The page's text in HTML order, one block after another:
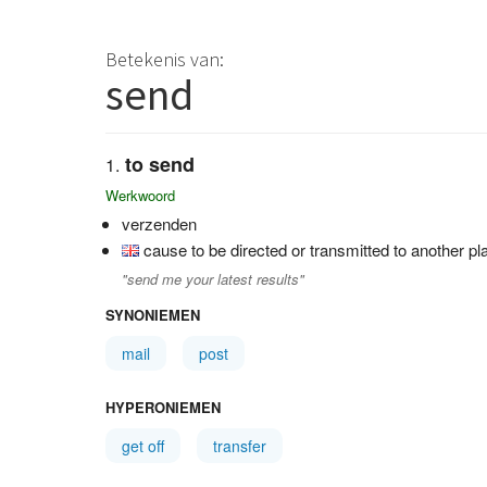
Betekenis van:
send
to send
Werkwoord
verzenden
cause to be directed or transmitted to another
"send me your latest results"
SYNONIEMEN
mail post
HYPERONIEMEN
get off transfer